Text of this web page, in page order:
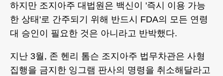
하지만 조지아주 대법원은 백신이 '즉시 이용 가능
한 상태'로 간주되기 위해 반드시 FDA의 모든 연령
대 승인이 필요한 것은 아니라고 반박했다.
지난 3월, 존 헨리 톰슨 조지아주 법무차관은 사형
집행을 금지한 잉그램 판사의 명령을 취소해달라고